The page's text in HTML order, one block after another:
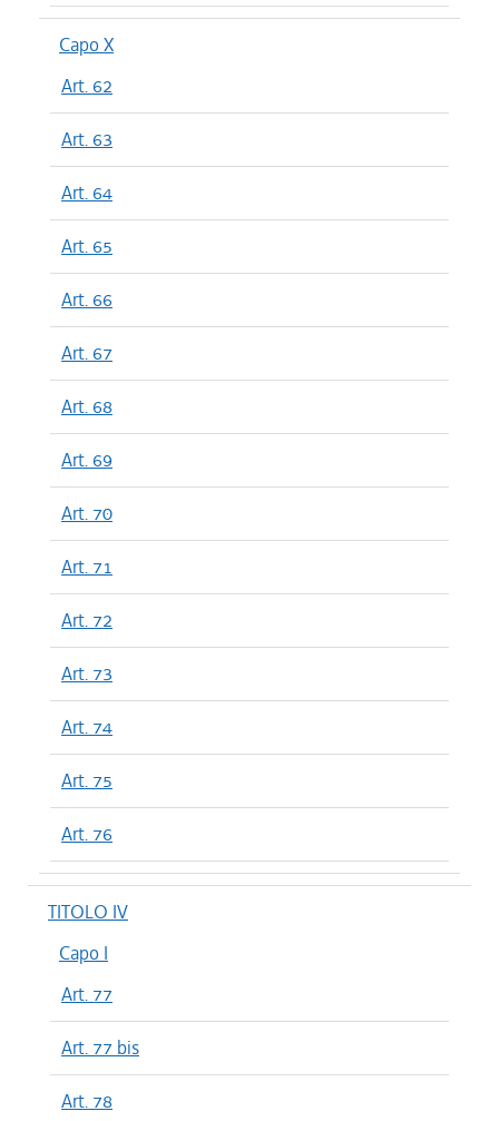
Capo X
Art. 62
Art. 63
Art. 64
Art. 65
Art. 66
Art. 67
Art. 68
Art. 69
Art. 70
Art. 71
Art. 72
Art. 73
Art. 74
Art. 75
Art. 76
TITOLO IV
Capo I
Art. 77
Art. 77 bis
Art. 78